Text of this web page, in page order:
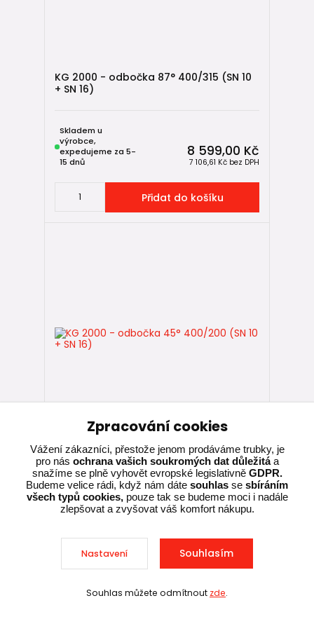
KG 2000 - odbočka 87° 400/315 (SN 10
+ SN 16)
8 599,00 Kč
7 106,61 Kč bez DPH
Skladem u
výrobce,
expedujeme za 5-
15 dnů
Přidat do košíku
KG 2000 - odbočka 45° 400/200 (SN 10
+ SN 16)
Skladem u
Sleva při nákupu nad 10 000 Kč
Zpracování cookies
Vážení zákazníci, přestože jenom prodáváme trubky, je
pro nás ochrana vašich soukromých dat důležitáa
snažíme se plně vyhovět evropské legislativně GDPR.
Budeme velice rádi, když nám dáte souhlas se sbíráním
všech typů cookies,pouze tak se budeme moci i nadále
zlepšovat a zvyšovat váš komfort nákupu.
Nastavení Souhlasím
Souhlas můžete odmítnout zde.